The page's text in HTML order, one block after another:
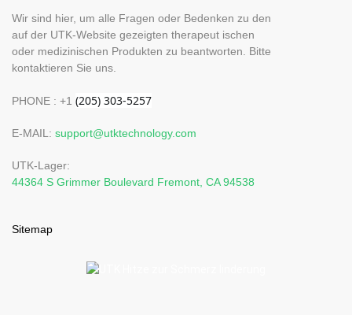
Wir sind hier, um alle Fragen oder Bedenken zu den
auf der UTK-Website gezeigten therapeut ischen
oder medizinischen Produkten zu beantworten. Bitte
kontaktieren Sie uns.
PHONE : +1
E-MAIL: support@utktechnology.com
UTK-Lager:
44364 S Grimmer Boulevard Fremont, CA 94538
Sitemap